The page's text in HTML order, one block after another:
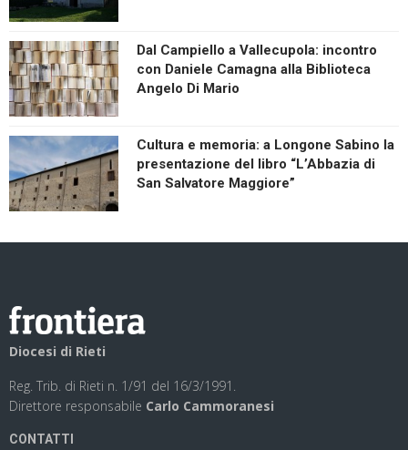
Dal Campiello a Vallecupola: incontro
con Daniele Camagna alla Biblioteca
Angelo Di Mario
Cultura e memoria: a Longone Sabino la
presentazione del libro “L’Abbazia di
San Salvatore Maggiore”
Diocesi di Rieti
Reg. Trib. di Rieti n. 1/91 del 16/3/1991.
Direttore responsabile Carlo Cammoranesi
CONTATTI